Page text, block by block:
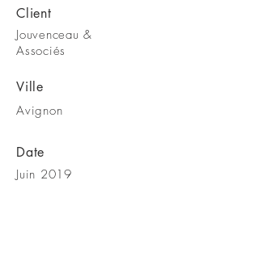
Client
Jouvenceau &
Associés
Ville
Avignon
Date
Juin 2019